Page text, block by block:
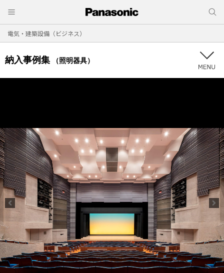
電気・建築設備（ビジネス）
納入事例集 （照明器具）